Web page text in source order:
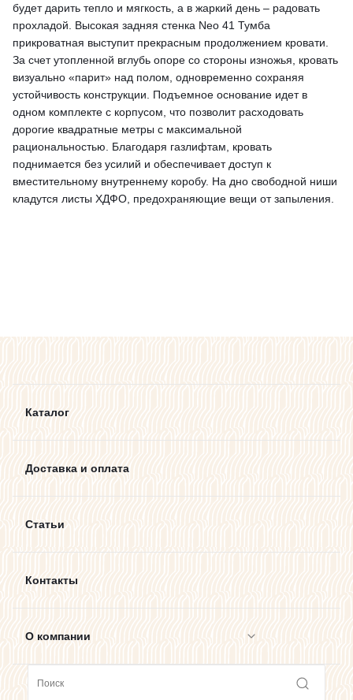
будет дарить тепло и мягкость, а в жаркий день – радовать
прохладой. Высокая задняя стенка Neo 41 Тумба
прикроватная выступит прекрасным продолжением кровати.
За счет утопленной вглубь опоре со стороны изножья, кровать
визуально «парит» над полом, одновременно сохраняя
устойчивость конструкции. Подъемное основание идет в
одном комплекте с корпусом, что позволит расходовать
дорогие квадратные метры с максимальной
рациональностью. Благодаря газлифтам, кровать
поднимается без усилий и обеспечивает доступ к
вместительному внутреннему коробу. На дно свободной ниши
кладутся листы ХДФО, предохраняющие вещи от запыления.
Каталог
Доставка и оплата
Статьи
Контакты
О компании